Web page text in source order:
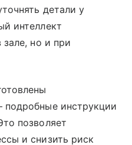
детали у
интеллект
зале, но и при
подробные инструкции
позволяет
и снизить риск